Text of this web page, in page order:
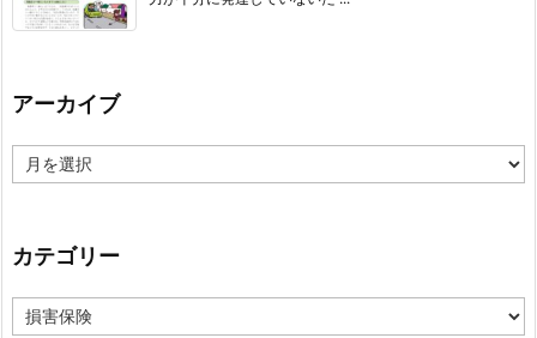
アーカイブ
ー
ブ
カテゴリー
カ
テ